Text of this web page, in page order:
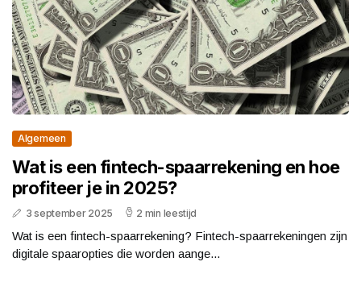
Algemeen
Wat is een fintech-spaarrekening en hoe
profiteer je in 2025?
3 september 2025 2 min leestijd
Wat is een fintech-spaarrekening? Fintech-spaarrekeningen zijn
digitale spaaropties die worden aange...